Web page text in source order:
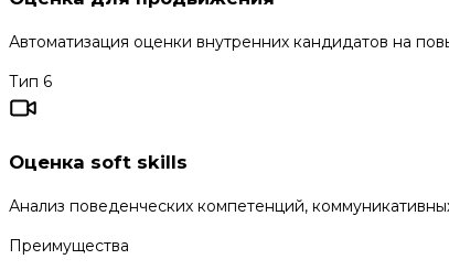
Автоматизация оценки внутренних кандидатов на
Тип 6
Оценка soft skills
Анализ поведенческих компетенций,
Преимущества